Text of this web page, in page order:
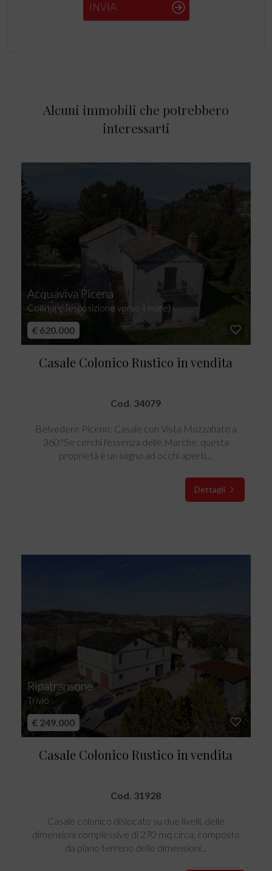
INVIA
Alcuni immobili che potrebbero
interessarti
Acquaviva Picena
Collinare (esposizione verso il mare)
€ 620.000
Casale Colonico Rustico in vendita
Cod. 34079
Belvedere Piceno: Casale con Vista Mozzafiato a
360°Se cerchi l'essenza delle Marche, questa
proprietà è un sogno ad occhi aperti....
Dettagli
Ripatransone
Trivio
€ 249.000
Casale Colonico Rustico in vendita
Cod. 31928
Casale colonico dislocato su due livelli, delle
dimensioni complessive di 270 mq circa, composto
da piano terreno delle dimensioni...